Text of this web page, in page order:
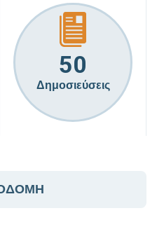
50
Δημοσιεύσεις